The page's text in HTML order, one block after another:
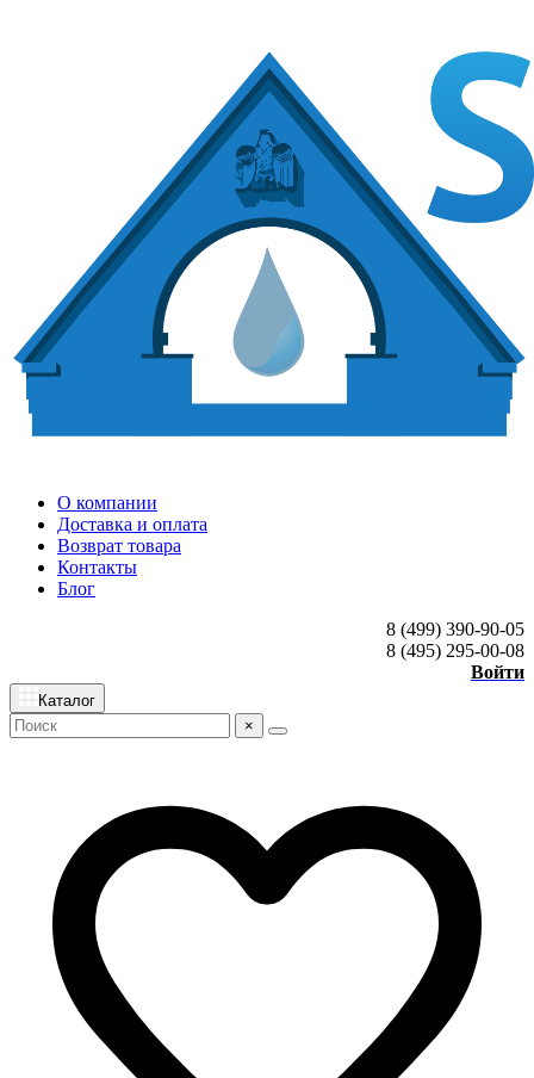
О компании
Доставка и оплата
Возврат товара
Контакты
Блог
8 (499) 390-90-05
8 (495) 295-00-08
Войти
Каталог
×